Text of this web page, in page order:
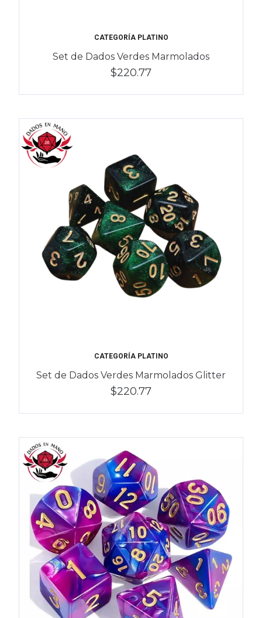
CATEGORÍA PLATINO
Set de Dados Verdes Marmolados
$220.77
CATEGORÍA PLATINO
Set de Dados Verdes Marmolados Glitter
$220.77